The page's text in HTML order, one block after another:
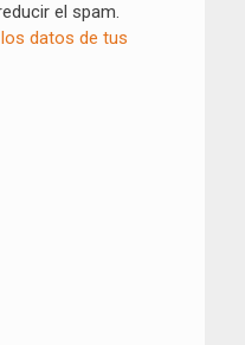
el spam.
datos de tus